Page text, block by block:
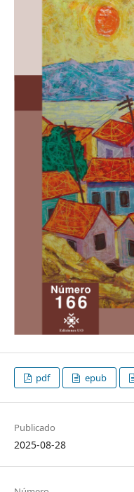
pdf epub
Publicado
2025-08-28